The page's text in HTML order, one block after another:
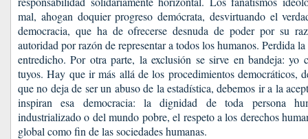
mal, ahogan doquier progreso demócrata, desvirtuando el
democracia, que ha de ofrecerse desnuda de poder por su
autoridad por razón de representar a todos los humanos. Perdida
entredicho. Por otra parte, la exclusión se sirve en bandeja:
tuyos. Hay que ir más allá de los procedimientos democráticos,
que no deja de ser un abuso de la estadística, debemos ir a la
inspiran esa democracia: la dignidad de toda persona
industrializado o del mundo pobre, el respeto a los derechos
global como fin de las sociedades humanas.